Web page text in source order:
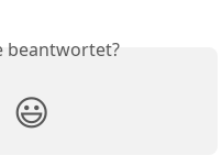
beantwortet?
😃